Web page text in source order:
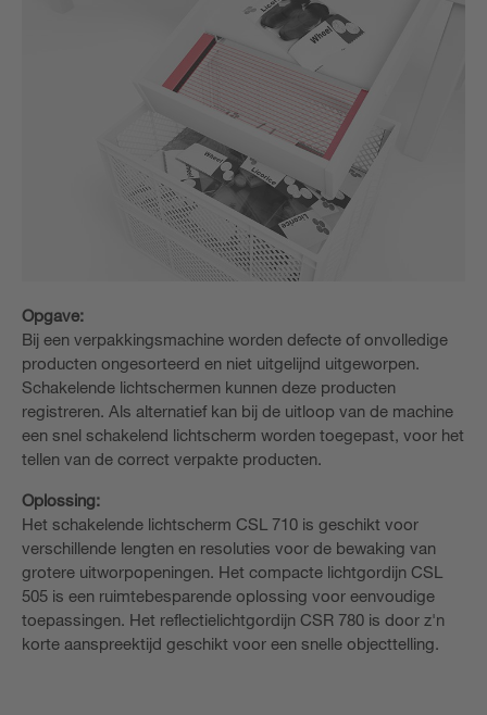
Opgave:
Bij een verpakkingsmachine worden defecte of onvolledige
producten ongesorteerd en niet uitgelijnd uitgeworpen.
Schakelende lichtschermen kunnen deze producten
registreren. Als alternatief kan bij de uitloop van de machine
een snel schakelend lichtscherm worden toegepast, voor het
tellen van de correct verpakte producten.
Oplossing:
Het schakelende lichtscherm CSL 710 is geschikt voor
verschillende lengten en resoluties voor de bewaking van
grotere uitworpopeningen. Het compacte lichtgordijn CSL
505 is een ruimtebesparende oplossing voor eenvoudige
toepassingen. Het reflectielichtgordijn CSR 780 is door z'n
korte aanspreektijd geschikt voor een snelle objecttelling.